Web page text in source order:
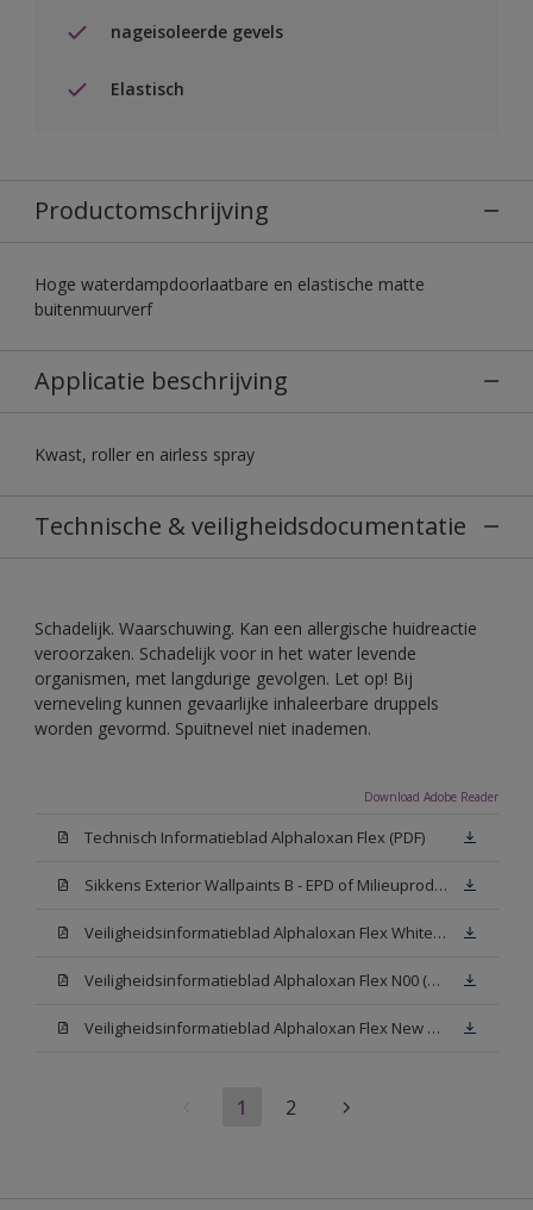
nageisoleerde gevels
Elastisch
Productomschrijving
Hoge waterdampdoorlaatbare en elastische matte
buitenmuurverf
Applicatie beschrijving
Kwast, roller en airless spray
Technische & veiligheidsdocumentatie
Schadelijk. Waarschuwing. Kan een allergische huidreactie
veroorzaken. Schadelijk voor in het water levende
organismen, met langdurige gevolgen. Let op! Bij
verneveling kunnen gevaarlijke inhaleerbare druppels
worden gevormd. Spuitnevel niet inademen.
Download Adobe Reader
Technisch Informatieblad Alphaloxan Flex (PDF)
Sikkens Exterior Wallpaints B - EPD of Milieuproductverklaring
Veiligheidsinformatieblad Alphaloxan Flex White W05 (MSDS)
Veiligheidsinformatieblad Alphaloxan Flex N00 (MSDS)
Veiligheidsinformatieblad Alphaloxan Flex New N00 (MSDS)
1 2